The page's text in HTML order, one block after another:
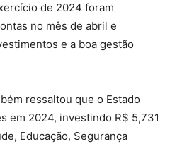
de 2024 foram
no mês de abril e
e a boa gestão
ressaltou que o Estado
em 2024, investindo R$ 5,731
Educação, Segurança